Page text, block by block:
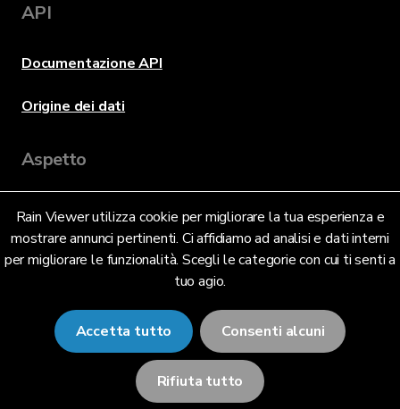
Rain Viewer utilizza cookie per migliorare la tua esperienza e
mostrare annunci pertinenti. Ci affidiamo ad analisi e dati interni
per migliorare le funzionalità. Scegli le categorie con cui ti senti a
tuo agio.
Accetta tutto Consenti alcuni
Rifiuta tutto
API
Documentazione API
Origine dei dati
Aspetto
Lingua
© 2026 RainViewer,MeteoLab Inc.